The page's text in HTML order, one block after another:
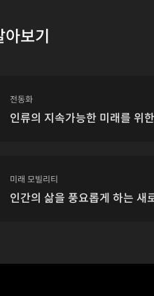
보기
전동화
인류의 지속가능한 미래를 위
미래 모빌리티
인간의 삶을 풍요롭게 하는 새